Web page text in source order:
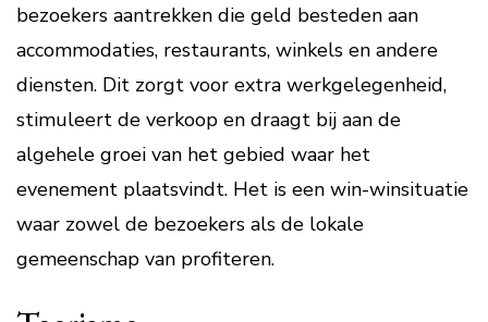
bezoekers aantrekken die geld besteden aan
accommodaties, restaurants, winkels en andere
diensten. Dit zorgt voor extra werkgelegenheid,
stimuleert de verkoop en draagt bij aan de
algehele groei van het gebied waar het
evenement plaatsvindt. Het is een win-winsituatie
waar zowel de bezoekers als de lokale
gemeenschap van profiteren.